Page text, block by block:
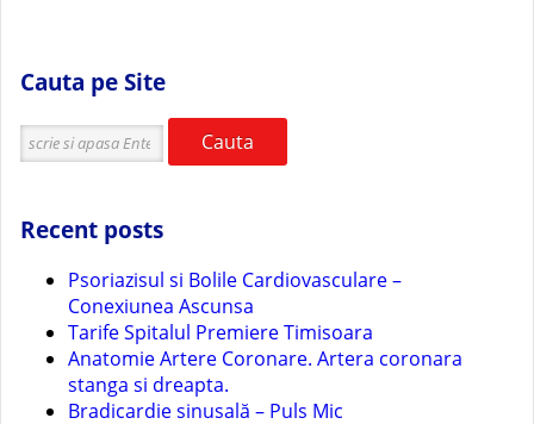
Cauta pe Site
Cauta
Recent posts
Psoriazisul si Bolile Cardiovasculare –
Conexiunea Ascunsa
Tarife Spitalul Premiere Timisoara
Anatomie Artere Coronare. Artera coronara
stanga si dreapta.
Bradicardie sinusală – Puls Mic